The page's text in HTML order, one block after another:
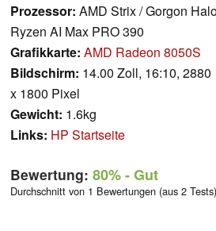
Prozessor: AMD Strix / Gorgon
Ryzen AI Max PRO 390
Grafikkarte: AMD Radeon 8050S
Bildschirm: 14.00 Zoll, 16:10, 2880
x 1800 Pixel
Gewicht: 1.6kg
Links: HP Startseite
Bewertung: 80%- Gut
Durchschnitt von 1 Bewertungen (aus 2 Tests)